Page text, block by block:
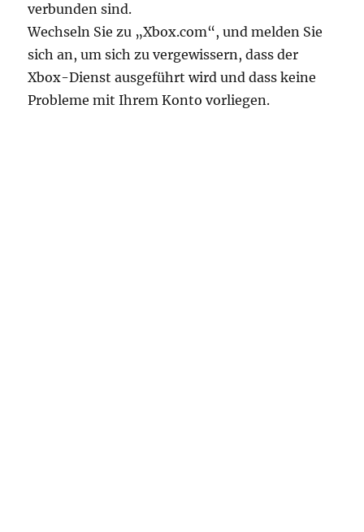
verbunden sind.
Wechseln Sie zu „Xbox.com“, und melden Sie
sich an, um sich zu vergewissern, dass der
Xbox-Dienst ausgeführt wird und dass keine
Probleme mit Ihrem Konto vorliegen.